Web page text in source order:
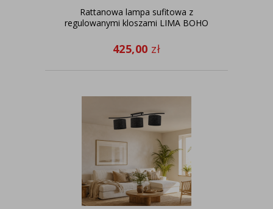
Rattanowa lampa sufitowa z
regulowanymi kloszami LIMA BOHO
425,00 zł